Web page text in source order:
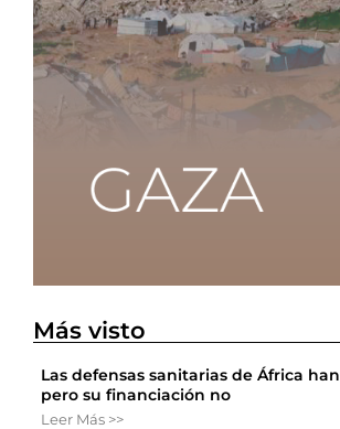
Más visto
Las defensas sanitarias de África
pero su financiación no
Leer Más >>